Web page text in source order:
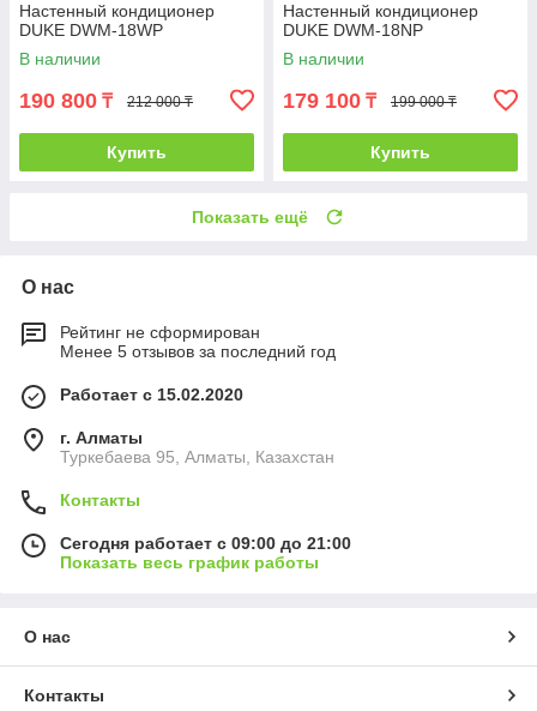
Настенный кондиционер
DUKE DWM-18WP
В наличии
190 800 ₸ 212 000 ₸
Купить
Настенный кондиционер
DUKE DWM-18NP
В наличии
179 100 ₸ 199 000 ₸
Купить
Показать ещё
О нас
Рейтинг не сформирован
Менее 5 отзывов за последний год
Работает с 15.02.2020
г. Алматы
Туркебаева 95, Алматы, Казахстан
Контакты
Сегодня работает с 09:00 до 21:00
Показать весь график работы
О нас
Контакты